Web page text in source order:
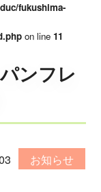
fukushima-
on line 11
ンフレ
お知らせ